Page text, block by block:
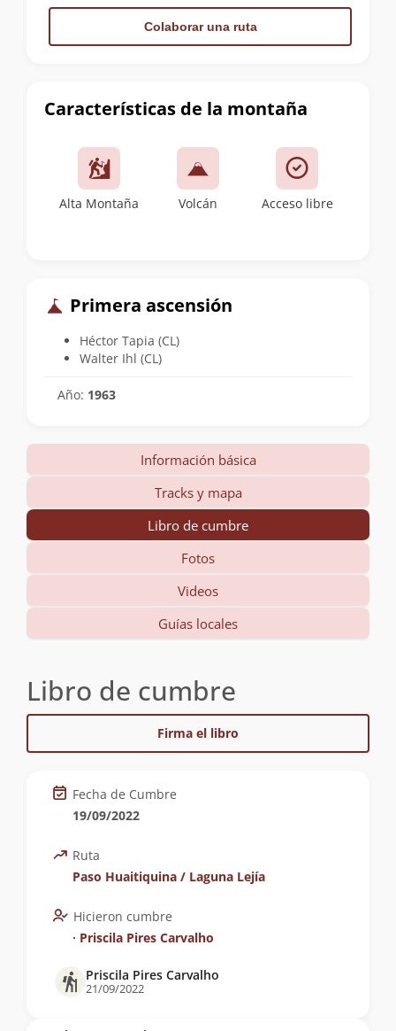
Características de la montaña
Alta Montaña Volcán Acceso libre
Primera ascensión
Héctor Tapia (CL)
Walter Ihl (CL)
Año: 1963
Colaborar una ruta
Información básica
Tracks y mapa
Libro de cumbre
Fotos
Videos
Guías locales
Libro de cumbre
Firma el libro
Fecha de Cumbre
19/09/2022
Ruta
Paso Huaitiquina / Laguna Lejía
Hicieron cumbre
∙ Priscila Pires Carvalho
Priscila Pires Carvalho
21/09/2022